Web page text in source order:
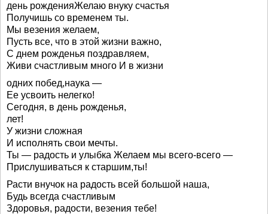
день рожденияЖелаю внуку счастья
Получишь со временем ты.
Мы везения желаем,
Пусть все, что в этой жизни важно,
С днем рожденья поздравляем,
Живи счастливым много И в жизни
одних побед,наука —
Ее усвоить нелегко!
Сегодня, в день рожденья,
лет!
У жизни сложная
И исполнять свои мечты.
Ты — радость и улыбка Желаем мы всего-всего —
Прислушиваться к старшим,ты!
Расти внучок на радость всей большой наша,
Будь всегда счастливым
Здоровья, радости, везения тебе!